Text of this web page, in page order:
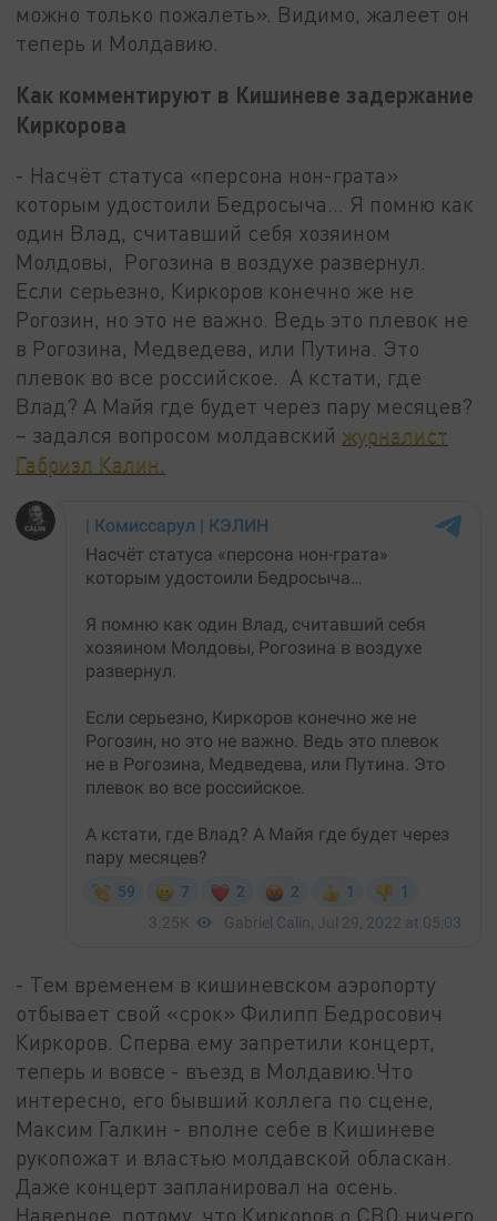
можно только пожалеть». Видимо, жалеет он
теперь и Молдавию.
Как комментируют в Кишиневе задержание
Киркорова
- Насчёт статуса «персона нон-грата»
которым удостоили Бедросыча… Я помню как
один Влад, считавший себя хозяином
Молдовы, Рогозина в воздухе развернул.
Если серьезно, Киркоров конечно же не
Рогозин, но это не важно. Ведь это плевок не
в Рогозина, Медведева, или Путина. Это
плевок во все российское. А кстати, где
Влад? А Майя где будет через пару месяцев?
– задался вопросом молдавский журналист
Габриэл Калин.
- Тем временем в кишиневском аэропорту
отбывает свой «срок» Филипп Бедросович
Киркоров. Сперва ему запретили концерт,
теперь и вовсе - въезд в Молдавию.Что
интересно, его бывший коллега по сцене,
Максим Галкин - вполне себе в Кишиневе
рукопожат и властью молдавской обласкан.
Даже концерт запланировал на осень.
Наверное, потому, что Киркоров о СВО ничего